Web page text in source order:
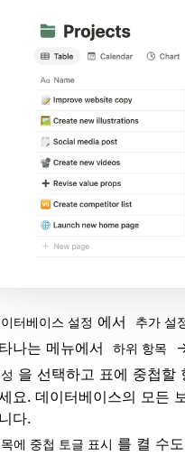
터베이스 설정 에서 추가 설
나는 메뉴에서
하위 항목
을 선택하고 표에 중첩
요. 데이터베이스의 모든
다.
에 중첩 토글 표시 를 켤 수